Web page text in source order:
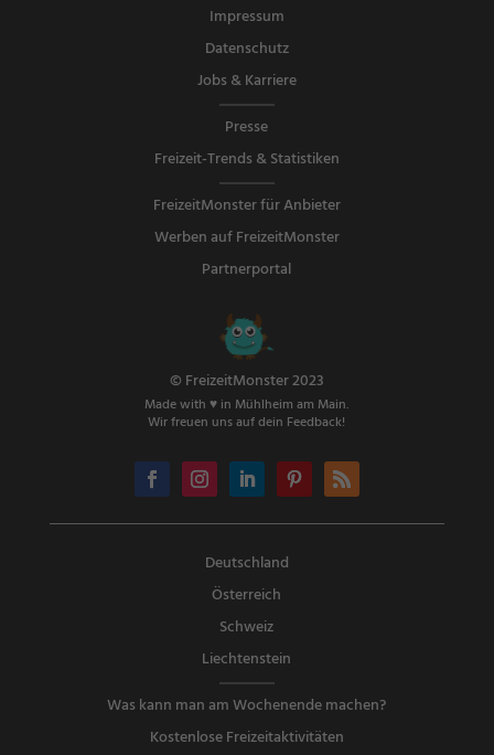
Impressum
Datenschutz
Jobs & Karriere
Presse
Freizeit-Trends & Statistiken
FreizeitMonster für Anbieter
Werben auf FreizeitMonster
Partnerportal
© FreizeitMonster 2023
Made with ♥ in Mühlheim am Main.
Wir freuen uns auf dein Feedback!
Deutschland
Österreich
Schweiz
Liechtenstein
Was kann man am Wochenende machen?
Kostenlose Freizeitaktivitäten